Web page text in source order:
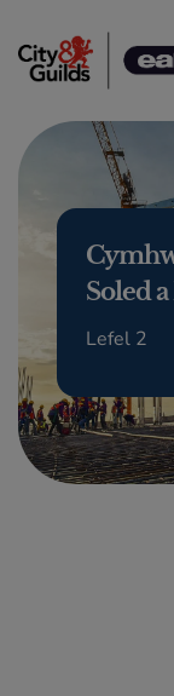
Soled
Lefel 2